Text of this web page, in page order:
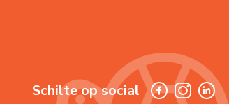
Schilte op social